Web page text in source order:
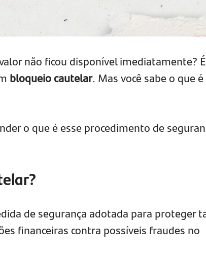
não ficou disponível imediatamente? É
bloqueio cautelar. Mas você sabe o que é
o que é esse procedimento de
de segurança adotada para proteger
financeiras contra possíveis fraudes no